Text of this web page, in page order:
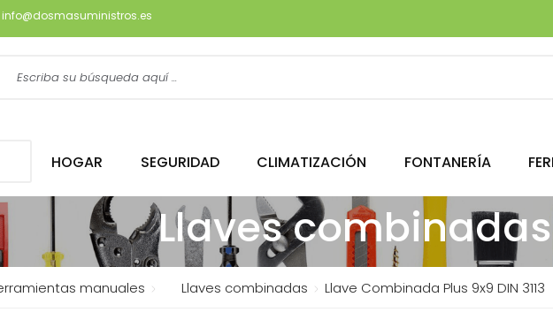
info@dosmasuministros.es
HOGAR SEGURIDAD CLIMATIZACIÓN FONTANERÍA
Llaves combinadas
manuales Llaves combinadas Llave Combinada Plus 9x9 DIN 3113